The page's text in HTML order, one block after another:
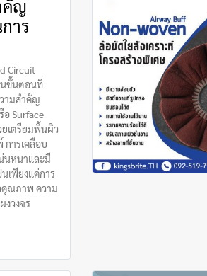
คัญ
าร
Circuit
นขั้นตอนที่
ามสำคัญ
อ Surface
เตรียมพื้นผิว
ารเคลือบ
นหนาและมี
เพียงแค่การ
คุณภาพ ความ
งวงจร